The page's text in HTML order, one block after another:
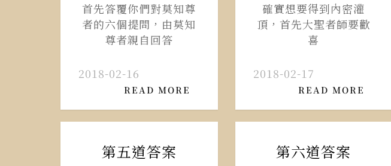
首先答覆你們對莫知尊
者的六個提問，由莫知
尊者親自回答
2018-02-16
READ MORE
確實想要得到內密灌
頂，首先大聖者師要歡
喜
2018-02-17
READ MORE
第五道答案 第六道答案